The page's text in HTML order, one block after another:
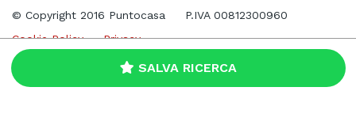
SALVA RICERCA
© Copyright 2016 Puntocasa
P.IVA 00812300960
Cookie Policy
Privacy